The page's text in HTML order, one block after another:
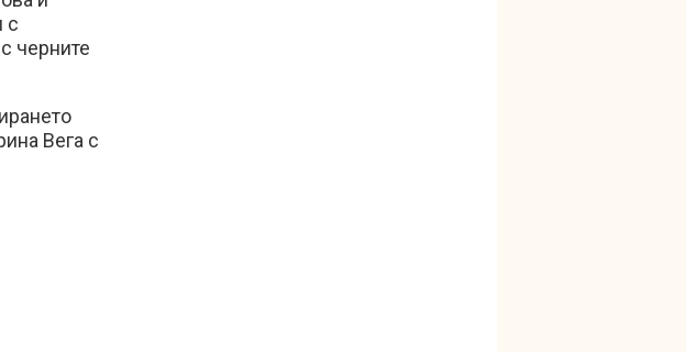
с
черните
Вега с